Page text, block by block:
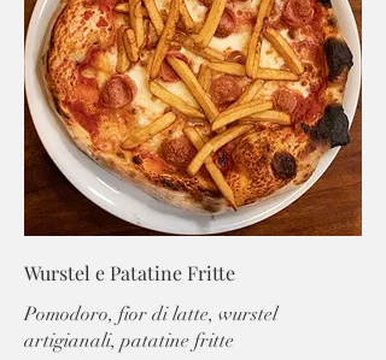
Wurstel e Patatine Fritte
Pomodoro, fior di latte, wurstel
artigianali, patatine fritte